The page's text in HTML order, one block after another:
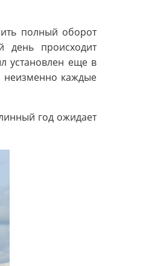
полный оборот
день происходит
установлен еще в
каждые
год ожидает